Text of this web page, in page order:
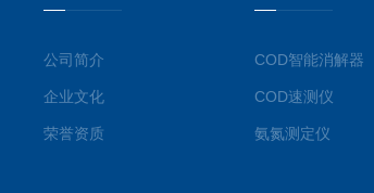
公司简介
企业文化
荣誉资质
COD智能消解器
COD速测仪
氨氮测定仪